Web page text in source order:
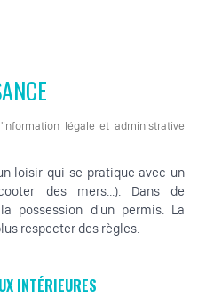
légale et administrative
loisir qui se pratique avec un
des mers...). Dans de
possession d'un permis. La
respecter des règles.
INTÉRIEURES